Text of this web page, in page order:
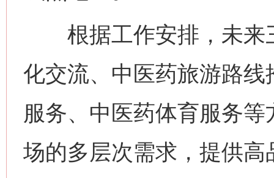
根据工作安排，未来
化交流、中医药旅游路
服务、中医药体育服务
场的多层次需求，提供